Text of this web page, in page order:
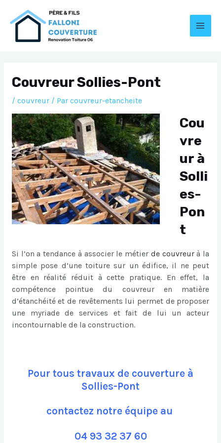
Couvreur Sollies-Pont
/ couvreur/ Par couvreur-etancheite
Cou
vre
ur à
Solli
es-
Pon
t
Si l’on a tendance à associer le métier de couvreur à la
simple pose d’une toiture sur un édifice, il ne peut
être en réalité réduit à cette pratique. En effet, la
compétence pointue du couvreur en matière
d’étanchéité et de revêtements lui permet de proposer
une myriade de services et fait de lui un acteur
incontournable de la construction.
Pour tous travaux de couverture à
Sollies-Pont
contactez notre équipe au
04 93 32 37 60